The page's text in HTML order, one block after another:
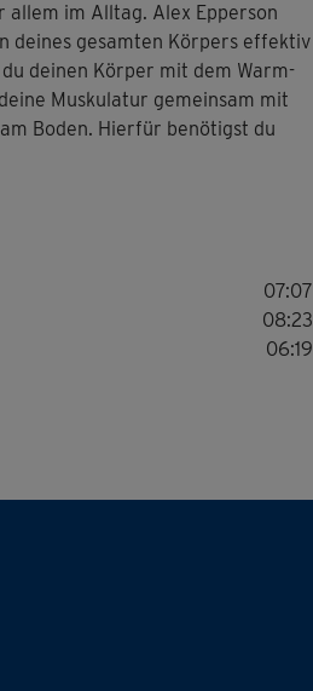
im Alltag. Alex Epperson
deines gesamten Körpers effektiv
deinen Körper mit dem Warm-
Muskulatur gemeinsam mit
Boden. Hierfür benötigst du
07:07
08:23
06:19